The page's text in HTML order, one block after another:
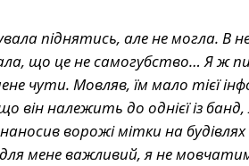
піднятись, але не могла. В
що це не самогубство… Я ж
чути. Мовляв, їм мало тієї
належить до однієї із банд,
ворожі мітки на будівлях
мене важливий, я не